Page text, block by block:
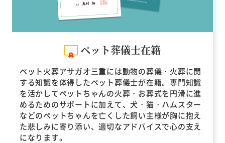
ペット葬儀士在籍
ペット火葬アサガオ三重には動物の葬儀・火葬に関
する知識を体得したペット葬儀士が在籍。専門知識
を活かしてペットちゃんの火葬・お葬式を円滑に進
めるためのサポートに加えて、犬・猫・ハムスター
などのペットちゃんを亡くした飼い主様が胸に抱え
た悲しみに寄り添い、適切なアドバイスで心の支え
になります。